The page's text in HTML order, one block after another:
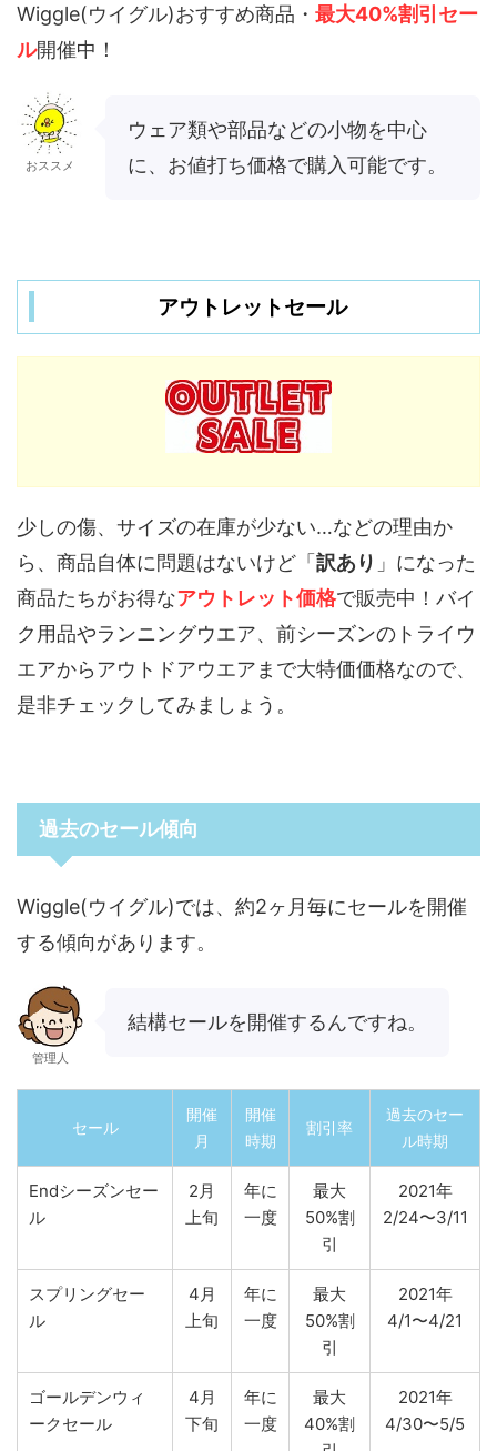
Wiggle(ウイグル)おすすめ商品・ 最大40%割引セー
ル開催中！
おススメ
ウェア類や部品などの小物を中心
に、お値打ち価格で購入可能です。
アウトレットセール
少しの傷、サイズの在庫が少ない…などの理由か
ら、商品自体に問題はないけど「 訳あり 」になった
商品たちがお得なアウトレット価格で販売中！バイ
ク用品やランニングウエア、前シーズンのトライウ
エアからアウトドアウエアまで大特価価格なので、
是非チェックしてみましょう。
過去のセール傾向
Wiggle(ウイグル)では、約2ヶ月毎にセールを開催
する傾向があります。
管理人
結構セールを開催するんですね。
セール
開催
月
開催
時期
割引率
過去のセー
ル時期
Endシーズンセー
ル
2月
上旬
年に
一度
最大
50%割
引
2021年
2/24〜3/11
スプリングセー
ル
4月
上旬
年に
一度
最大
50%割
引
2021年
4/1〜4/21
ゴールデンウィ
ークセール
4月
下旬
年に
一度
最大
40%割
2021年
4/30〜5/5